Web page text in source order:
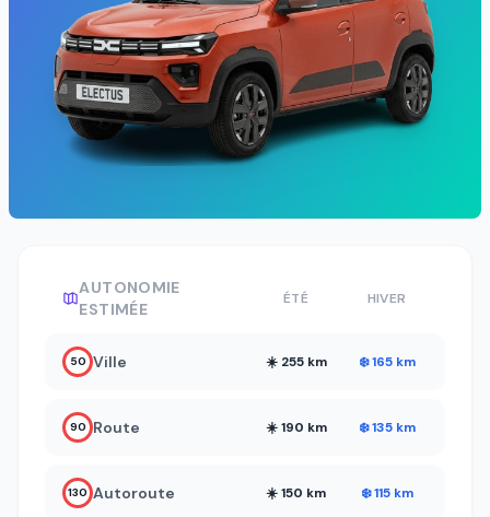
AUTONOMIE
ESTIMÉE
ÉTÉ HIVER
50 Ville ☀️ 255 km ❄️ 165 km
90 Route ☀️ 190 km ❄️ 135 km
130 Autoroute ☀️ 150 km ❄️ 115 km